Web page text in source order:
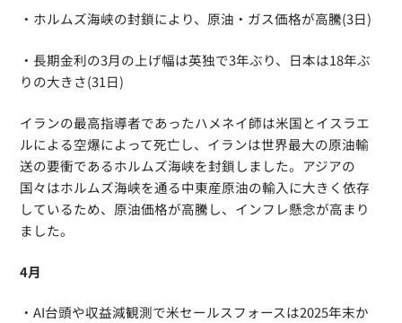
・ホルムズ海峡の封鎖により、原油・ガス価格が高騰(3日)
・長期金利の3月の上げ幅は英独で3年ぶり、日本は18年ぶ
りの大きさ(31日)
イランの最高指導者であったハメネイ師は米国とイスラエ
ルによる空爆によって死亡し、イランは世界最大の原油輸
送の要衝であるホルムズ海峡を封鎖しました。アジアの
国々はホルムズ海峡を通る中東産原油の輸入に大きく依存
しているため、原油価格が高騰し、インフレ懸念が高まり
ました。
4月
・AI台頭や収益減観測で米セールスフォースは2025年末か